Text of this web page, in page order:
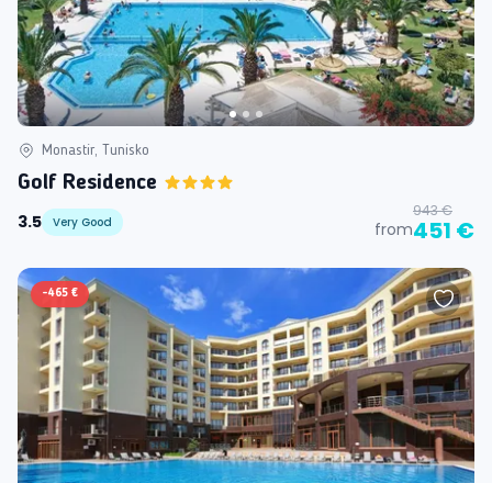
Monastir, Tunisko
Golf Residence
3.5
Very Good from
943 €
451 €
-465 €